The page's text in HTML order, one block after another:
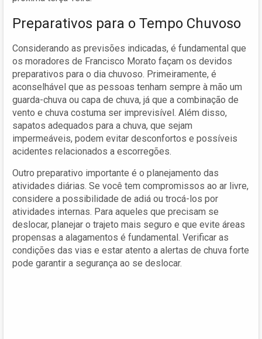
Preparativos para o Tempo Chuvoso
Considerando as previsões indicadas, é fundamental que
os moradores de Francisco Morato façam os devidos
preparativos para o dia chuvoso. Primeiramente, é
aconselhável que as pessoas tenham sempre à mão um
guarda-chuva ou capa de chuva, já que a combinação de
vento e chuva costuma ser imprevisível. Além disso,
sapatos adequados para a chuva, que sejam
impermeáveis, podem evitar desconfortos e possíveis
acidentes relacionados a escorregões.
Outro preparativo importante é o planejamento das
atividades diárias. Se você tem compromissos ao ar livre,
considere a possibilidade de adiá ou trocá-los por
atividades internas. Para aqueles que precisam se
deslocar, planejar o trajeto mais seguro e que evite áreas
propensas a alagamentos é fundamental. Verificar as
condições das vias e estar atento a alertas de chuva forte
pode garantir a segurança ao se deslocar.